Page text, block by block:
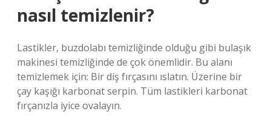
nasıl temizlenir?
Lastikler, buzdolabı temizliğinde olduğu gibi bulaşık
makinesi temizliğinde de çok önemlidir. Bu alanı
temizlemek için: Bir diş fırçasını ıslatın. Üzerine bir
çay kaşığı karbonat serpin. Tüm lastikleri karbonat
fırçanızla iyice ovalayın.